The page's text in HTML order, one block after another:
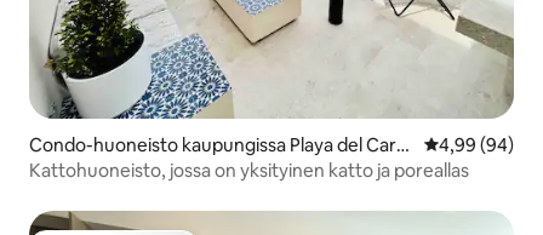
Condo-huoneisto kaupungissa Playa del Carm
en
4,99 (94)
Kattohuoneisto, jossa on yksityinen katto ja poreallas